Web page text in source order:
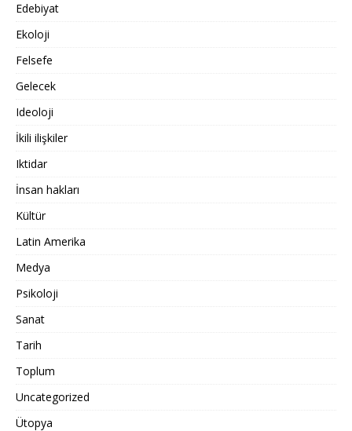
Edebiyat
Ekoloji
Felsefe
Gelecek
Ideoloji
İkili ilişkiler
Iktidar
İnsan hakları
Kültür
Latin Amerika
Medya
Psikoloji
Sanat
Tarih
Toplum
Uncategorized
Ütopya